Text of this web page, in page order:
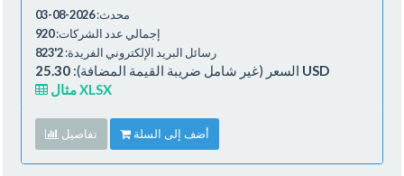
محدث:2026-08-03
إجمالي عدد الشركات:920
رسائل البريد الإلكتروني الفريدة:2'823
السعر (غير شامل ضريبة القيمة المضافة): 25.30 USD
مثال XLSX
تفاصيل أضف إلى السلة